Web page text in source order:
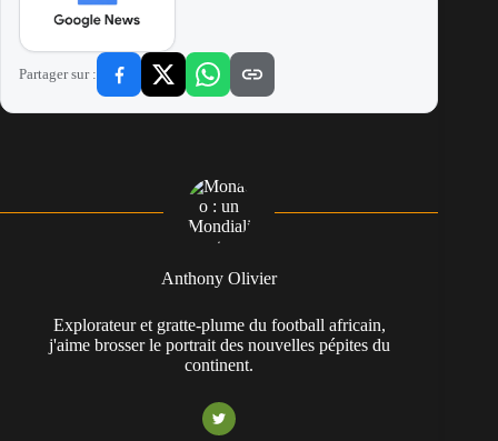
Partager sur :
Anthony Olivier
Explorateur et gratte-plume du football africain,
j'aime brosser le portrait des nouvelles pépites du
continent.